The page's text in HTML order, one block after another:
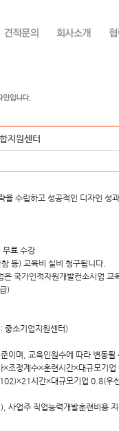
지원센터
을 수립하고 성공적인 디자인 성
료 수강
등) 교육비 실비 청구됩니다.
국가인적자원개발컨소시엄 교
)
소기업지원센터)
며, 교육인원수에 따라 변동될
조정계수×훈련시간×대규모기
시간×대규모기업 0.8(우
업주 직업능력개발훈련비용